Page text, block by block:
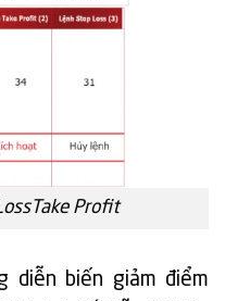
Profit
diễn biến giảm điểm